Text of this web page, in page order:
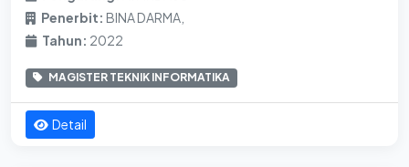
Penerbit: BINA DARMA,
Tahun: 2022
MAGISTER TEKNIK INFORMATIKA
Detail